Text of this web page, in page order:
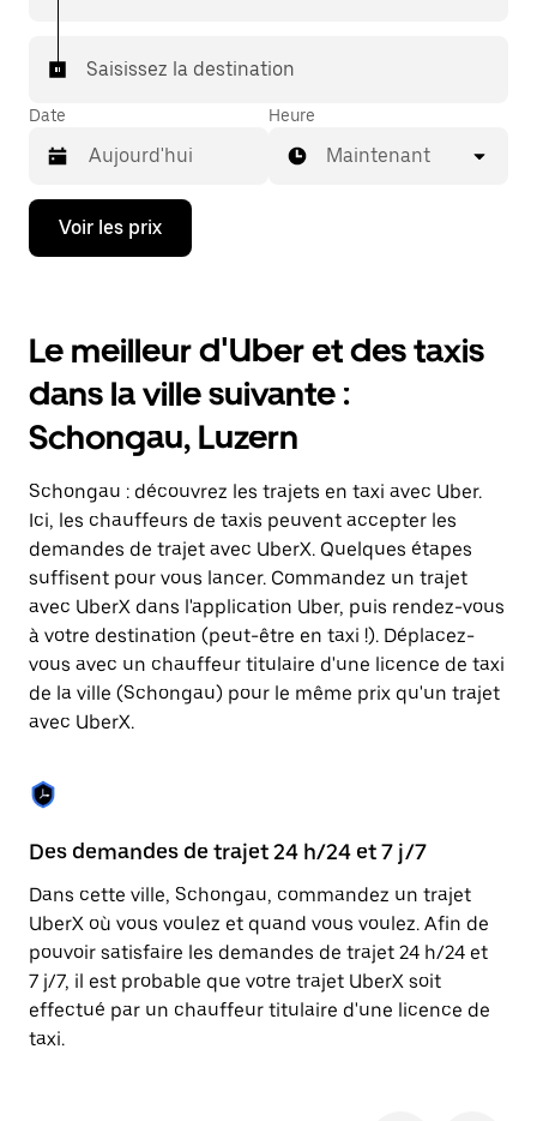
Dans certaines villes de Suisse, pour vous assurer de
pouvez le demander dans l'application.
Saisissez la destination
Date
Appuyez
la
bas
pour
ouvrir
le
calendrier
et
une
date.
Appuyez
sur
la
touche
Échap
pour
fermer
le
calendrier.
Heure
Maintenant
Voir les prix
Le meilleur d'Uber et des taxis
dans la ville suivante :
Schongau, Luzern
Schongau : découvrez les trajets en taxi avec Uber.
Ici, les chauffeurs de taxis peuvent accepter les
demandes de trajet avec UberX. Quelques étapes
suffisent pour vous lancer. Commandez un trajet
avec UberX dans l'application Uber, puis rendez-vous
à votre destination (peut-être en taxi !). Déplacez-
vous avec un chauffeur titulaire d'une licence de taxi
de la ville (Schongau) pour le même prix qu'un trajet
avec UberX.
Des demandes de trajet 24 h/24 et 7 j/7
Dans cette ville, Schongau, commandez un trajet
UberX où vous voulez et quand vous voulez. Afin de
pouvoir satisfaire les demandes de trajet 24 h/24 et
7 j/7, il est probable que votre trajet UberX soit
effectué par un chauffeur titulaire d'une licence de
taxi.